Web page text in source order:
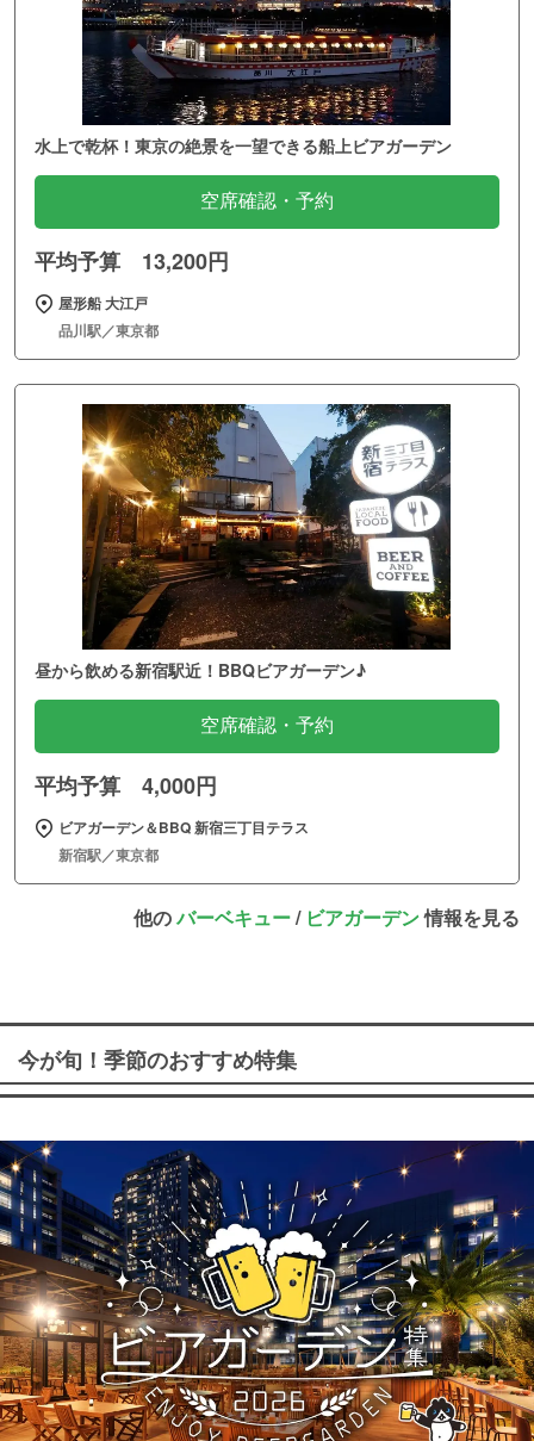
水上で乾杯！東京の絶景を一望できる船上ビアガーデン
空席確認・予約
平均予算 13,200円
屋形船 大江戸
品川駅／東京都
昼から飲める新宿駅近！BBQビアガーデン♪
空席確認・予約
平均予算 4,000円
ビアガーデン＆BBQ 新宿三丁目テラス
新宿駅／東京都
他のバーベキュー/ ビアガーデン情報を見る
今が旬！季節のおすすめ特集